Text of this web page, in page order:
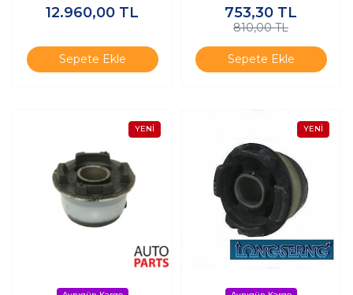
12.960,00 TL
Sepete Ekle
Burcu Ön
753,30 TL
810,00 TL
Sepete Ekle